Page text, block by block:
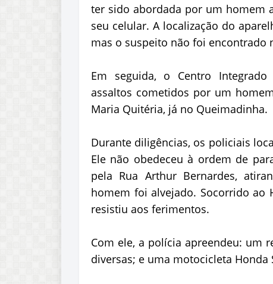
ter sido abordada por um homem
seu celular. A localização do
mas o suspeito não foi encontrado
Em seguida, o Centro
assaltos cometidos por um
Maria Quitéria, já no Queimadinha.
Durante diligências, os policiais
Ele não obedeceu à ordem de
pela Rua Arthur Bernardes,
homem foi alvejado. Socorrido ao
resistiu aos ferimentos.
Com ele, a polícia apreendeu: um
diversas; e uma motocicleta Honda